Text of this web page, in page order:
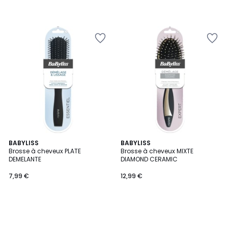
BABYLISS
Brosse à cheveux PLATE
DEMELANTE
7,99 €
BABYLISS
Brosse à cheveux MIXTE
DIAMOND CERAMIC
12,99 €